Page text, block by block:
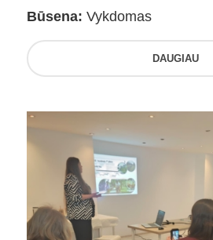
Būsena: Vykdomas
DAUGIAU